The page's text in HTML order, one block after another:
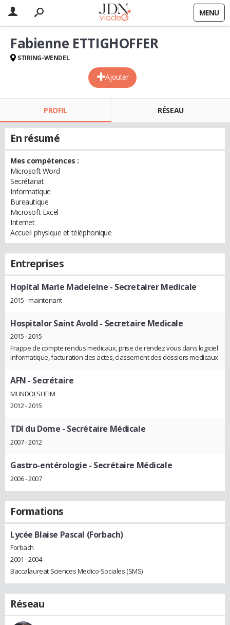
MENU
Ajouter
Fabienne ETTIGHOFFER
STIRING-WENDEL
PROFIL RÉSEAU
En résumé
Mes compétences :
Microsoft Word
Secrétariat
Informatique
Bureautique
Microsoft Excel
Internet
Accueil physique et téléphonique
Entreprises
Hopital Marie Madeleine - Secretairer Medicale
2015 - maintenant
Hospitalor Saint Avold - Secretaire Medicale
2015 - 2015
Frappe de compte rendus medicaux, prise de rendez vous dans logiciel
informatique, facturation des actes, classement des dossiers medicaux
AFN - Secrétaire
MUNDOLSHEIM
2012 - 2015
TDI du Dome - Secrétaire Médicale
2007 - 2012
Gastro-entérologie - Secrétaire Médicale
2006 - 2007
Formations
Lycée Blaise Pascal (Forbach)
Forbach
2001 - 2004
Baccalaureat Sciences Medico-Sociales (SMS)
Réseau